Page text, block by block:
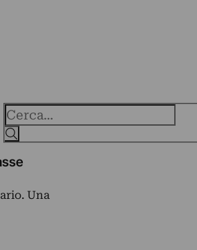
Una